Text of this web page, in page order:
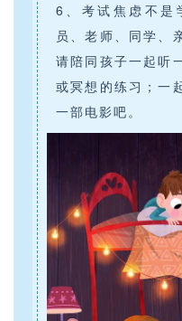
6、考试焦虑不是
员、老师、同学、
请陪同孩子一起听
或冥想的练习；一
一部电影吧。